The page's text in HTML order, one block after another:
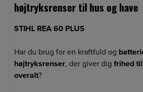
højtryksrenser til hus og have
STIHL REA 60 PLUS
Har du brug for en kraftfuld og
højtryksrenser, der giver dig frihed
overalt?